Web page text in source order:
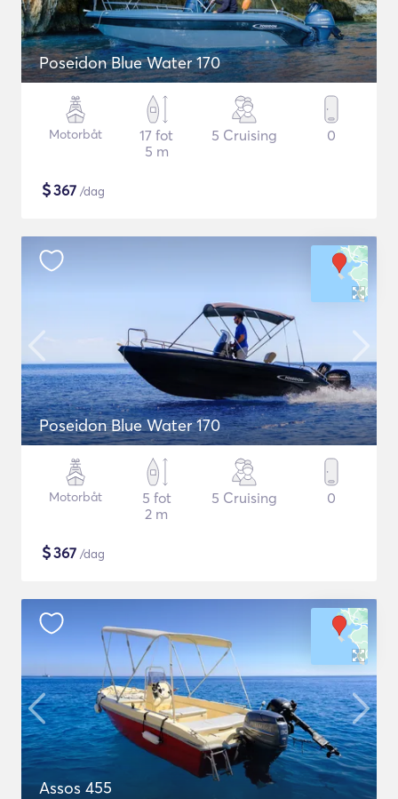
Poseidon Blue Water 170
Motorbåt
17 fot
5 m
5 Cruising 0
$367 /dag
Poseidon Blue Water 170
Motorbåt
5 fot
2 m
5 Cruising 0
$367 /dag
Assos 455